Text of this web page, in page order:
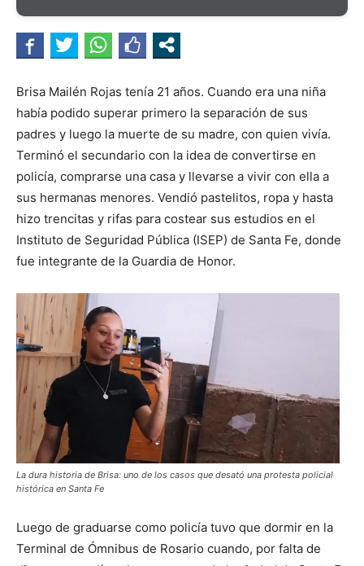
Brisa Mailén Rojas tenía 21 años. Cuando era una niña
había podido superar primero la separación de sus
padres y luego la muerte de su madre, con quien vivía.
Terminó el secundario con la idea de convertirse en
policía, comprarse una casa y llevarse a vivir con ella a
sus hermanas menores. Vendió pastelitos, ropa y hasta
hizo trencitas y rifas para costear sus estudios en el
Instituto de Seguridad Pública (ISEP) de Santa Fe, donde
fue integrante de la Guardia de Honor.
La dura historia de Brisa: uno de los casos que desató una protesta policial
histórica en Santa Fe
Luego de graduarse como policía tuvo que dormir en la
Terminal de Ómnibus de Rosario cuando, por falta de